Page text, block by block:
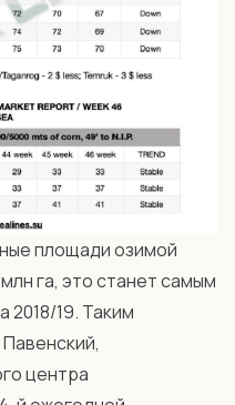
площади озимой
га, это станет самым
2018/19. Таким
центра